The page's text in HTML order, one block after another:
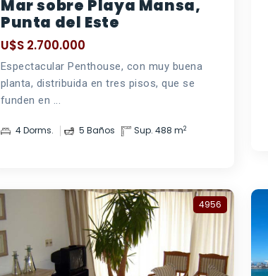
Mar sobre Playa Mansa,
Punta del Este
U$S 2.700.000
Espectacular Penthouse, con muy buena
planta, distribuida en tres pisos, que se
funden en ...
4 Dorms. 5 Baños Sup. 488 m2
4956